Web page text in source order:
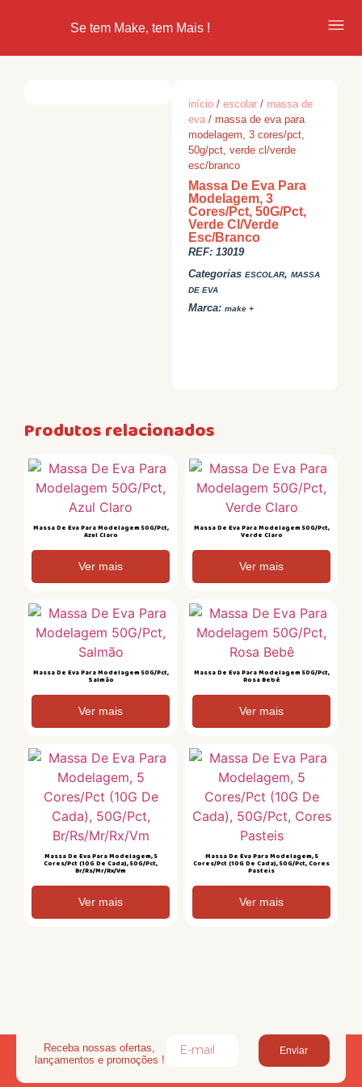
Se tem Make, tem Mais !
início /escolar / massa de
eva / massa de eva para
modelagem, 3 cores/pct,
50g/pct, verde cl/verde
esc/branco
Massa De Eva Para
Modelagem, 3
Cores/Pct, 50G/Pct,
Verde Cl/Verde
Esc/Branco
REF:13019
Categorias ESCOLAR,MASSA
DE EVA
Marca:make +
Produtos relacionados
Massa De Eva Para Modelagem 50G/Pct,
Azul Claro
Ver mais
Massa De Eva Para Modelagem 50G/Pct,
Verde Claro
Ver mais
Massa De Eva Para Modelagem 50G/Pct,
Salmão
Ver mais
Massa De Eva Para Modelagem 50G/Pct,
Rosa Bebê
Ver mais
Massa De Eva Para Modelagem, 5
Cores/Pct (10G De Cada), 50G/Pct,
Br/Rs/Mr/Rx/Vm
Ver mais
Massa De Eva Para Modelagem, 5
Cores/Pct (10G De Cada), 50G/Pct, Cores
Pasteis
Ver mais
Receba nossas ofertas,
lançamentos e promoções !
Enviar